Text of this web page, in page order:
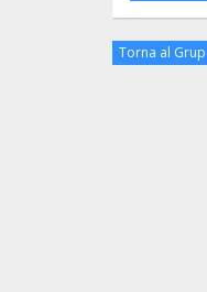
Torna al Grup